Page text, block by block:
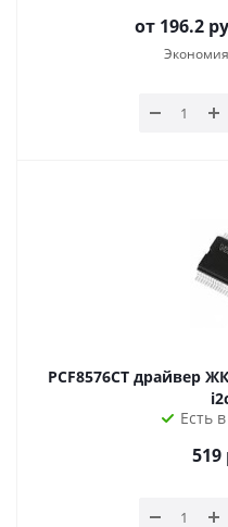
от 196.2
Экономия
PCF8576CT драйвер ЖКИ 40х4 сегм. мультиплекс.
Есть
519